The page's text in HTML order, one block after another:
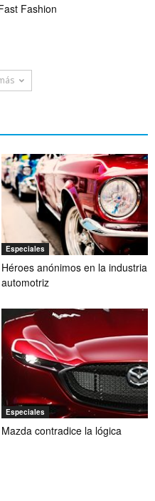
Fashion
Especiales
Héroes anónimos en la industria
automotriz
Especiales
Mazda contradice la lógica